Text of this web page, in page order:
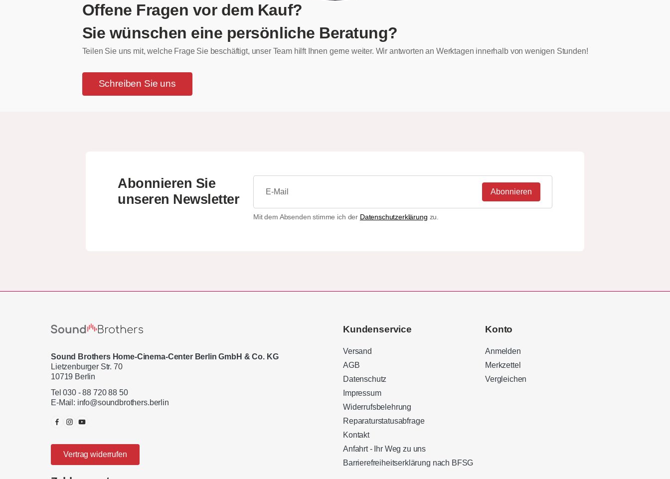
Offene Fragen vor dem Kauf?
Sie wünschen eine persönliche Beratung?
Teilen Sie uns mit, welche Frage Sie beschäftigt, unser Team hilft Ihnen gerne weiter. Wir antworten an Werktagen innerhalb von wenigen Stunden!
Schreiben Sie uns
Abonnieren Sie
unseren Newsletter
Abonnieren
Mit dem Absenden stimme ich der Datenschutzerklärung zu.
Sound Brothers Home-Cinema-Center Berlin GmbH & Co. KG
Lietzenburger Str. 70
10719 Berlin
Tel 030 - 88 720 88 50
E-Mail: info@soundbrothers.berlin
Vertrag widerrufen
Kundenservice
Versand
AGB
Datenschutz
Impressum
Widerrufsbelehrung
Reparaturstatusabfrage
Kontakt
Anfahrt - Ihr Weg zu uns
Barrierefreiheitserklärung nach BFSG
Konto
Anmelden
Merkzettel
Vergleichen